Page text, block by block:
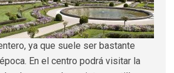
ya que suele ser bastante
En el centro podrá visitar la